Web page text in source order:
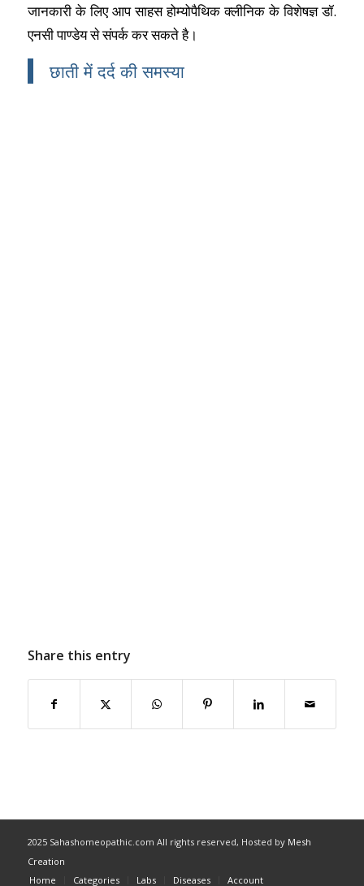
जानकारी के लिए आप साहस होम्योपैथिक क्लीनिक के विशेषज्ञ डॉ.
एनसी पाण्डेय से संपर्क कर सकते है।
छाती में दर्द की समस्या
Share this entry
2025 Sahashomeopathic.com All rights reserved, Hosted by Mesh
Creation
Home
Categories Labs Diseases Account